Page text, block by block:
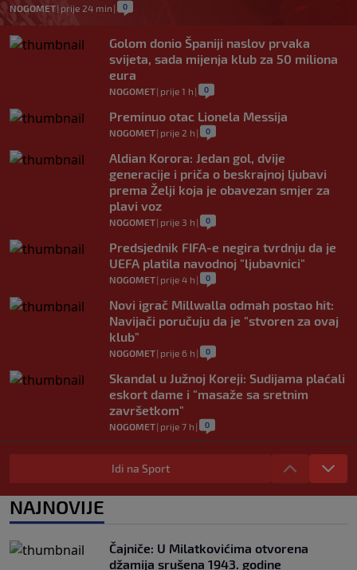
NOGOMET| prije 24 min | 0
Golom donio Španiji naslov prvaka
svijeta, sada mijenja klub za 50 miliona
eura
NOGOMET| prije 1 h | 0
Preminuo otac Lionela Messija
NOGOMET| prije 2 h | 0
Aldian Korora: Jedan gol, dvije
generacije i priča o beskrajnoj ljubavi
prema Želji koja je obavezan smjer za
plavi voz
NOGOMET| prije 3 h | 0
Predsjednik FIFA-e negira tvrdnju da je
UEFA platila navodnoj "ljubavnici"
NOGOMET| prije 4 h | 0
Novi igrač Millwalla odmah postao hit:
Navijači poručuju da je "stvoren za ovaj
klub"
NOGOMET| prije 6 h | 0
Skandal u Južnoj Koreji: Sudijama plaćali
eskort dame i "masaže sa sretnim
završetkom"
NOGOMET| prije 7 h | 0
Barcelona poslala prvu ponudu za
Rodrija, Manchester City traži znatno
NOGOMET|prije 7 h| 0
trener u historiji i jedan od najplaćenijih
selektora svijeta
Idi na Sport
NAJNOVIJE
Čajniče: U Milatkovićima otvorena
džamija srušena 1943. godine